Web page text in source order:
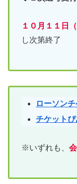
１０月１１日
し次第終了
ローソンチ
チケットぴ
※いずれも、